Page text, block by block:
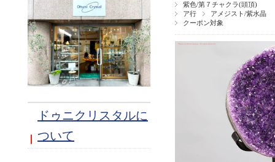
紫色/第７チャクラ(頭頂)
ア行
アメジスト/紫水晶
クーポン対象
ドゥニクリスタルに
ついて